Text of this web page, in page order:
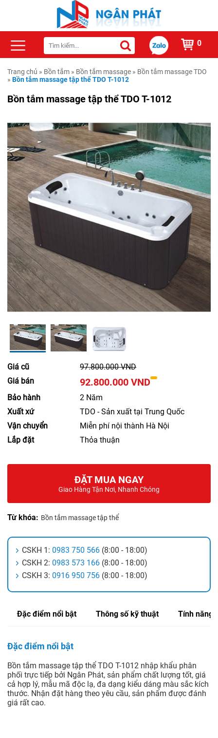
0
Trang chủ » Bồn tắm » Bồn tắm massage » Bồn tắm massage TDO
» Bồn tắm massage tập thể TDO T-1012
Bồn tắm massage tập thể TDO T-1012
Giá cũ
97.800.000 VND
Giá bán
92.800.000 VND
Bảo hành
2 Năm
Xuất xứ
TDO - Sản xuất tại Trung Quốc
Vận chuyển
Miễn phí nội thành Hà Nội
Lắp đặt
Thỏa thuận
ĐẶT MUA NGAY
Giao Hàng Tận Nơi, Nhanh Chóng
Từ khóa: Bồn tắm massage tập thể
CSKH 1: 0983 750 566 (8:00 - 18:00)
CSKH 2: 0983 573 166 (8:00 - 18:00)
CSKH 3: 0916 950 756 (8:00 - 18:00)
Đặc điểm nổi bật Thông số kỹ thuật Tính năng
Đặc điểm nổi bật
Bồn tắm massage tập thể TDO T-1012 nhập khẩu phân
phối trực tiếp bởi Ngân Phát, sản phẩm chất lượng tốt, giá
cả hợp lý, mẫu mã độc lạ, đa dạng kiểu dáng màu sắc kích
thước. Nhận đặt hàng theo yêu cầu, sản phẩm được đánh
giá rất cao.